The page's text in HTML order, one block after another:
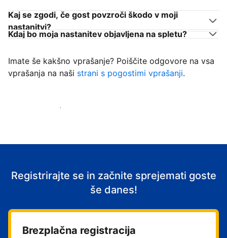
Kaj se zgodi, če gost povzroči škodo v moji
nastanitvi?
Kdaj bo moja nastanitev objavljena na spletu?
Imate še kakšno vprašanje? Poiščite odgovore na vsa
vprašanja na naši strani s pogostimi vprašanji.
Začni sprejemati goste
Registrirajte se in začnite sprejemati goste
še danes!
Brezplačna registracija